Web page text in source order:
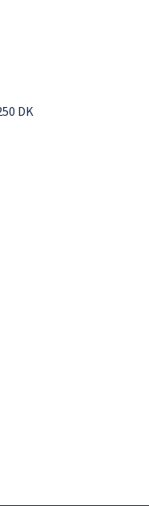
DK